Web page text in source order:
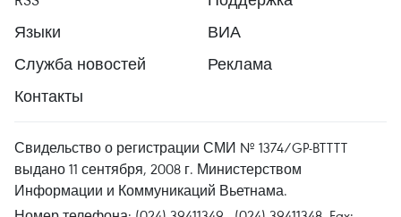
Языки
ВИА
Служба новостей
Реклама
Контакты
Свидельство о регистрации СМИ № 1374/GP-BTTTT
выдано 11 сентября, 2008 г. Министерством
Информации и Коммуникаций Вьетнама.